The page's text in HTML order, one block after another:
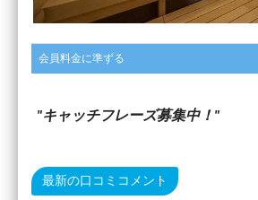
会員料金に準ずる
キャッチフレーズ募集中！
最新の口コミコメント